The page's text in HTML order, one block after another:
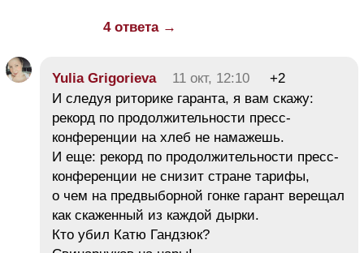
4 ответа →
Yulia Grigorieva 11 окт, 12:10
+2
И следуя риторике гаранта, я вам скажу:
рекорд по продолжительности пресс-
конференции на хлеб не намажешь.
И еще: рекорд по продолжительности пресс-
конференции не снизит стране тарифы,
о чем на предвыборной гонке гарант верещал
как скаженный из каждой дырки.
Кто убил Катю Гандзюк?